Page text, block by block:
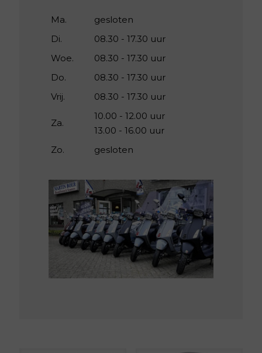
Ma.
gesloten
Di.
08.30 - 17.30 uur
Woe.
08.30 - 17.30 uur
Do.
08.30 - 17.30 uur
Vrij.
08.30 - 17.30 uur
Za.
10.00 - 12.00 uur
13.00 - 16.00 uur
Zo.
gesloten